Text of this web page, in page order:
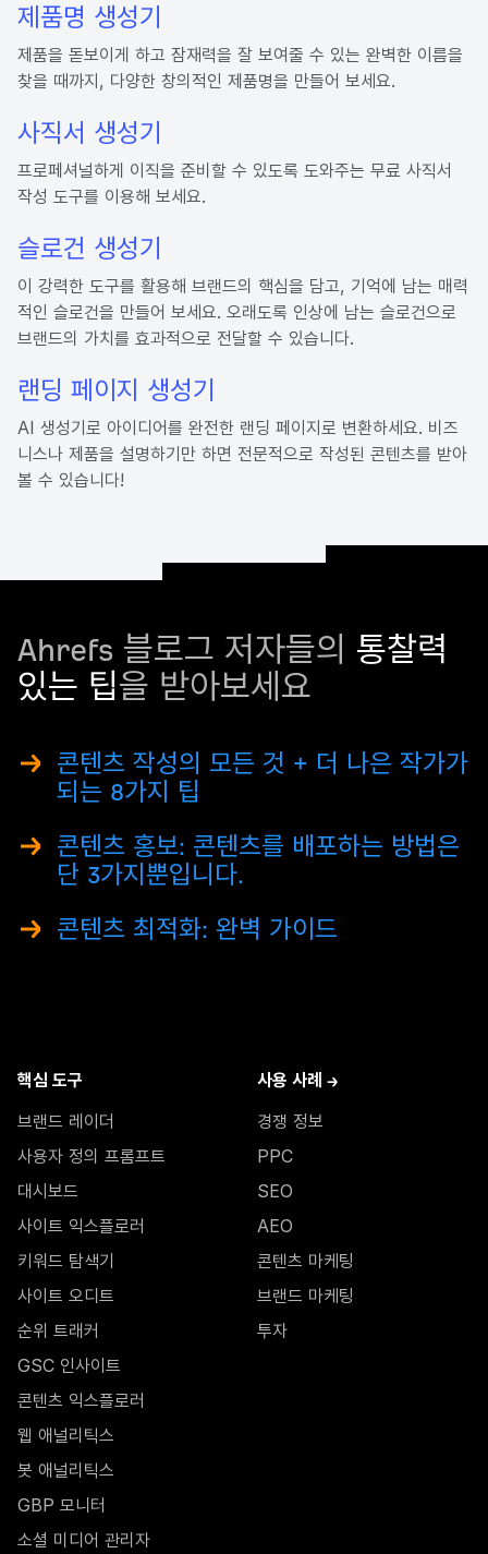
제품명 생성기
제품을 돋보이게 하고 잠재력을 잘 보여줄 수 있는 완벽한 이름을
찾을 때까지, 다양한 창의적인 제품명을 만들어 보세요.
사직서 생성기
프로페셔널하게 이직을 준비할 수 있도록 도와주는 무료 사직서
작성 도구를 이용해 보세요.
슬로건 생성기
이 강력한 도구를 활용해 브랜드의 핵심을 담고, 기억에 남는 매력
적인 슬로건을 만들어 보세요. 오래도록 인상에 남는 슬로건으로
브랜드의 가치를 효과적으로 전달할 수 있습니다.
랜딩 페이지 생성기
AI 생성기로 아이디어를 완전한 랜딩 페이지로 변환하세요. 비즈
니스나 제품을 설명하기만 하면 전문적으로 작성된 콘텐츠를 받아
볼 수 있습니다!
Ahrefs 블로그 저자들의 통찰력
있는 팁을 받아보세요
콘텐츠 작성의 모든 것 + 더 나은 작가가
되는 8가지 팁
콘텐츠 홍보: 콘텐츠를 배포하는 방법은
단 3가지뿐입니다.
콘텐츠 최적화: 완벽 가이드
핵심 도구
브랜드 레이더
사용자 정의 프롬프트
대시보드
사이트 익스플로러
키워드 탐색기
사이트 오디트
순위 트래커
GSC 인사이트
콘텐츠 익스플로러
웹 애널리틱스
봇 애널리틱스
GBP 모니터
소셜 미디어 관리자
사용 사례 →
경쟁 정보
PPC
SEO
AEO
콘텐츠 마케팅
브랜드 마케팅
투자